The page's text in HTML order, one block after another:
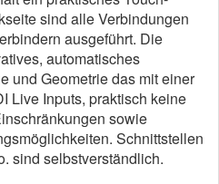
sind alle Verbindungen
ausgeführt. Die
automatisches
und Geometrie das mit einer
Live Inputs, praktisch keine
sowie
Schnittstellen
sind selbstverständlich.